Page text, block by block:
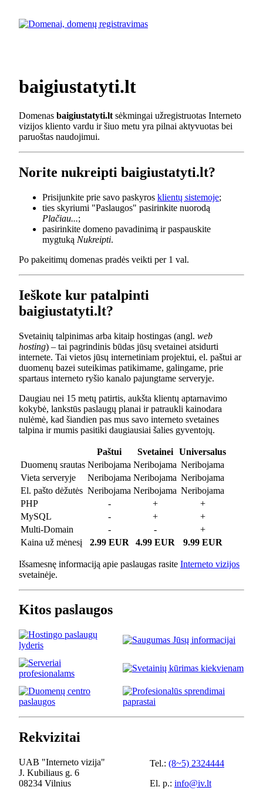
baigiustatyti.lt
Domenas baigiustatyti.lt sėkmingai užregistruotas Interneto
vizijos kliento vardu ir šiuo metu yra pilnai aktyvuotas bei
paruoštas naudojimui.
Norite nukreipti baigiustatyti.lt?
Prisijunkite prie savo paskyros klientų sistemoje;
ties skyriumi "Paslaugos" pasirinkite nuorodą
Plačiau...;
pasirinkite domeno pavadinimą ir paspauskite
mygtuką Nukreipti.
Po pakeitimų domenas pradės veikti per 1 val.
Ieškote kur patalpinti
baigiustatyti.lt?
Svetainių talpinimas arba kitaip hostingas (angl. web
hosting) – tai pagrindinis būdas jūsų svetainei atsidurti
internete. Tai vietos jūsų internetiniam projektui, el. paštui ar
duomenų bazei suteikimas patikimame, galingame, prie
spartaus interneto ryšio kanalo pajungtame serveryje.
Daugiau nei 15 metų patirtis, aukšta klientų aptarnavimo
kokybė, lankstūs paslaugų planai ir patraukli kainodara
nulėmė, kad šiandien pas mus savo interneto svetaines
talpina ir mumis pasitiki daugiausiai šalies gyventojų.
Paštui Svetainei
Universalus
Duomenų srautas Neribojama Neribojama Neribojama
Vieta serveryje
Neribojama Neribojama Neribojama
El. pašto dėžutės Neribojama Neribojama Neribojama
PHP
- +
+
MySQL
- +
+
Multi-Domain
- -
+
Kaina už mėnesį
2.99 EUR 4.99 EUR 9.99 EUR
Išsamesnę informaciją apie paslaugas rasite Interneto vizijos
svetainėje.
Kitos paslaugos
Rekvizitai
UAB "Interneto vizija"
J. Kubiliaus g. 6
08234 Vilnius
Tel.: (8~5) 2324444
El. p.: info@iv.lt